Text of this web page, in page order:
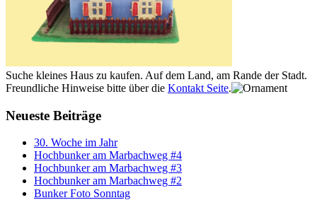
Suche kleines Haus zu kaufen. Auf dem Land, am Rande der Stadt.
Freundliche Hinweise bitte über die Kontakt Seite.
Neueste Beiträge
30. Woche im Jahr
Hochbunker am Marbachweg #4
Hochbunker am Marbachweg #3
Hochbunker am Marbachweg #2
Bunker Foto Sonntag